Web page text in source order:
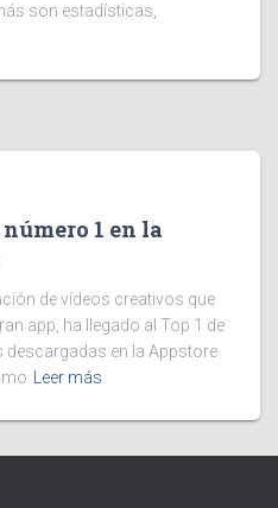
son estadísticas,
1 en la
de vídeos creativos que
app, ha llegado al Top 1 de
en la Appstore
Leer más